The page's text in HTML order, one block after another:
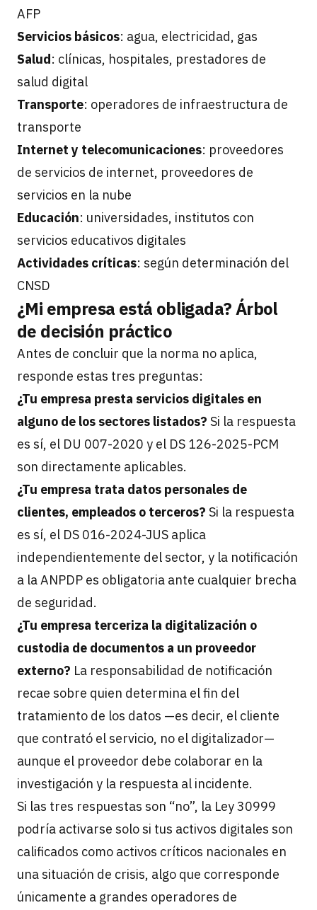
AFP
Servicios básicos: agua, electricidad, gas
Salud: clínicas, hospitales, prestadores de
salud digital
Transporte: operadores de infraestructura de
transporte
Internet y telecomunicaciones: proveedores
de servicios de internet, proveedores de
servicios en la nube
Educación: universidades, institutos con
servicios educativos digitales
Actividades críticas: según determinación del
CNSD
¿Mi empresa está obligada? Árbol
de decisión práctico
Antes de concluir que la norma no aplica,
responde estas tres preguntas:
¿Tu empresa presta servicios digitales en
alguno de los sectores listados? Si la respuesta
es sí, el DU 007-2020 y el DS 126-2025-PCM
son directamente aplicables.
¿Tu empresa trata datos personales de
clientes, empleados o terceros? Si la respuesta
es sí, el DS 016-2024-JUS aplica
independientemente del sector, y la notificación
a la ANPDP es obligatoria ante cualquier brecha
de seguridad.
¿Tu empresa terceriza la digitalización o
custodia de documentos a un proveedor
externo? La responsabilidad de notificación
recae sobre quien determina el fin del
tratamiento de los datos —es decir, el cliente
que contrató el servicio, no el digitalizador—
aunque el proveedor debe colaborar en la
investigación y la respuesta al incidente.
Si las tres respuestas son “no”, la Ley 30999
podría activarse solo si tus activos digitales son
calificados como activos críticos nacionales en
una situación de crisis, algo que corresponde
únicamente a grandes operadores de